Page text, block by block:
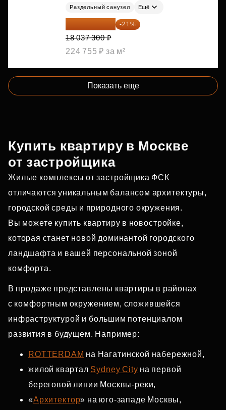
Раздельный санузел Ещё
14 249 467 ₽ -21%
18 037 300 ₽
224 755 ₽ за м²
Показать еще
Купить квартиру в Москве
от застройщика
Жилые комплексы от застройщика ФСК
отличаются уникальным балансом архитектуры,
городской среды и природного окружения.
Вы можете купить квартиру в новостройке,
которая станет новой доминантой городского
ландшафта и вашей персональной зоной
комфорта.
В продаже представлены квартиры в районах
с комфортным окружением, сложившейся
инфраструктурой и большим потенциалом
развития в будущем. Например:
ROTTERDAM на Нагатинской набережной,
жилой квартал Sydney City на первой
береговой линии Москвы‑реки,
«Архитектор» на юго‑западе Москвы,